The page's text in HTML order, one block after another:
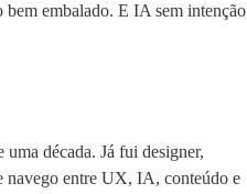
embalado. E IA sem intenção
década. Já fui designer,
navego entre UX, IA, conteúdo e